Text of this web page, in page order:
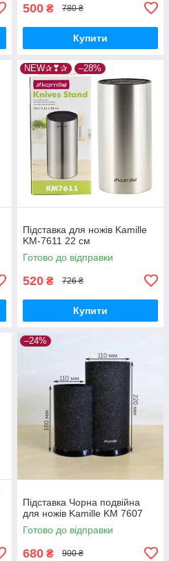
500 ₴ 780 ₴
Купити
NEW✰❣✰ –28%
Підставка для ножів Kamille
KM-7611 22 см
Готово до відправки
520 ₴ 726 ₴
Купити
–24%
Підставка Чорна подвійна
для ножів Kamille KM 7607
Готово до відправки
680 ₴ 900 ₴